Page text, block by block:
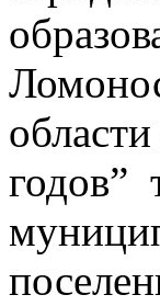
годов”